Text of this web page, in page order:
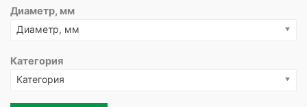
Диаметр, мм
Диаметр, мм
Категория
Категория